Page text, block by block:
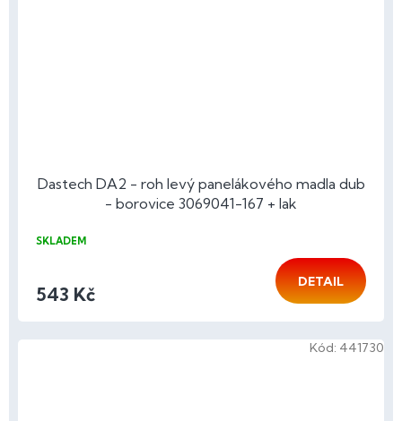
Dastech DA2 - roh levý panelákového madla dub
- borovice 3069041-167 + lak
SKLADEM
543 Kč
DETAIL
Kód: 441730